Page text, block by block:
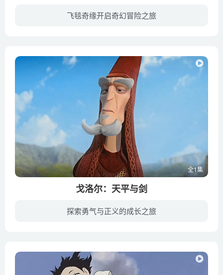
飞毯奇缘开启奇幻冒险之旅
全1集
戈洛尔：天平与剑
探索勇气与正义的成长之旅